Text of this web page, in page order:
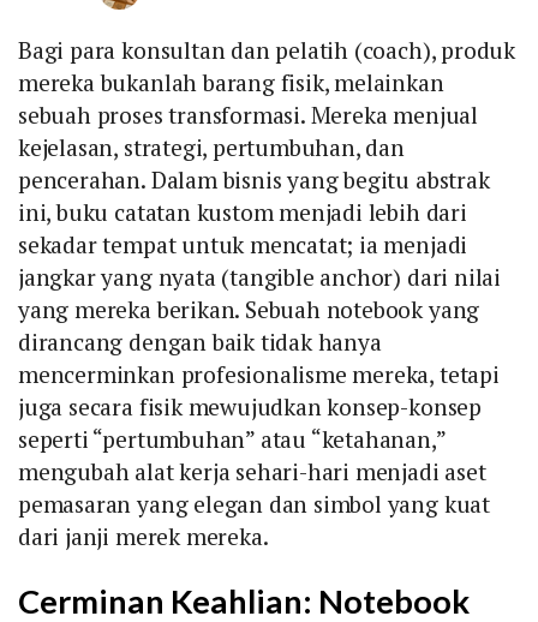
Bagi para konsultan dan pelatih (coach), produk
mereka bukanlah barang fisik, melainkan
sebuah proses transformasi. Mereka menjual
kejelasan, strategi, pertumbuhan, dan
pencerahan. Dalam bisnis yang begitu abstrak
ini, buku catatan kustom menjadi lebih dari
sekadar tempat untuk mencatat; ia menjadi
jangkar yang nyata (tangible anchor) dari nilai
yang mereka berikan. Sebuah notebook yang
dirancang dengan baik tidak hanya
mencerminkan profesionalisme mereka, tetapi
juga secara fisik mewujudkan konsep-konsep
seperti “pertumbuhan” atau “ketahanan,”
mengubah alat kerja sehari-hari menjadi aset
pemasaran yang elegan dan simbol yang kuat
dari janji merek mereka.
Cerminan Keahlian: Notebook